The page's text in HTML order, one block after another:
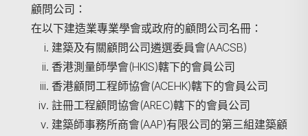
顧問公司：
在以下建造業專業學會或政府的顧問公司名冊：
建築及有關顧問公司遴選委員會(AACSB)
香港測量師學會(HKIS)轄下的會員公司
香港顧問工程師協會(ACEHK)轄下的會員公司
註冊工程顧問協會(AREC)轄下的會員公司
建築師事務所商會(AAP)有限公司的第三組建築顧